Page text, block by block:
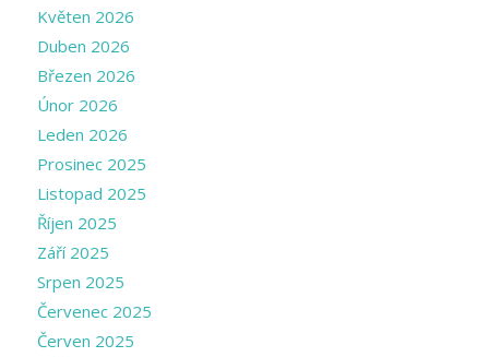
Květen 2026
Duben 2026
Březen 2026
Únor 2026
Leden 2026
Prosinec 2025
Listopad 2025
Říjen 2025
Září 2025
Srpen 2025
Červenec 2025
Červen 2025